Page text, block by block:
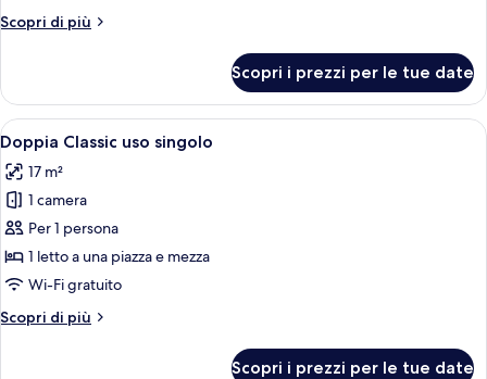
Scopri di più
Altri
Classic
Scopri i prezzi per le tue date
Apri
tutte
le
foto
per
Doppia
Classic
singolo
Una camera d'albergo con un letto,
4
Doppia Classic uso singolo
17 m²
1 camera
Per 1 persona
1 letto a una piazza e mezza
Wi-Fi gratuito
Scopri di più
Altri
Scopri i prezzi per le tue date